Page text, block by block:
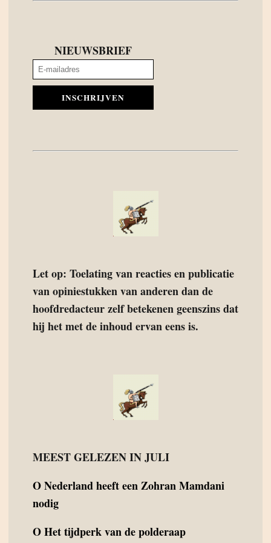
NIEUWSBRIEF
INSCHRIJVEN
Let op: Toelating van reacties en publicatie
van opiniestukken van anderen dan de
hoofdredacteur zelf betekenen geenszins dat
hij het met de inhoud ervan eens is.
MEEST GELEZEN IN JULI
ONederland heeft een Zohran Mamdani
nodig
OHet tijdperk van de polderaap